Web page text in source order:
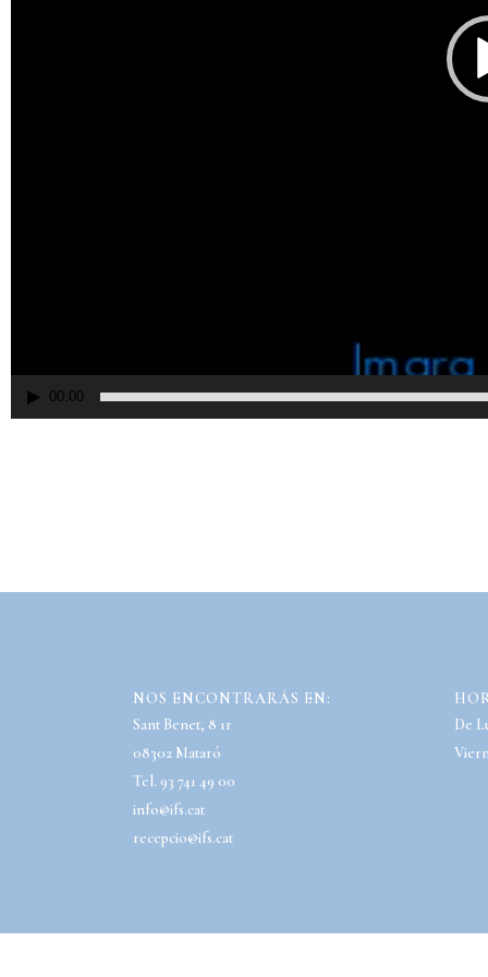
00:00
NOS ENCONTRARÁS EN:
Sant Benet, 8 1r
08302 Mataró
Tel. 93 741 49 00
info@ifs.cat
recepcio@ifs.cat
De